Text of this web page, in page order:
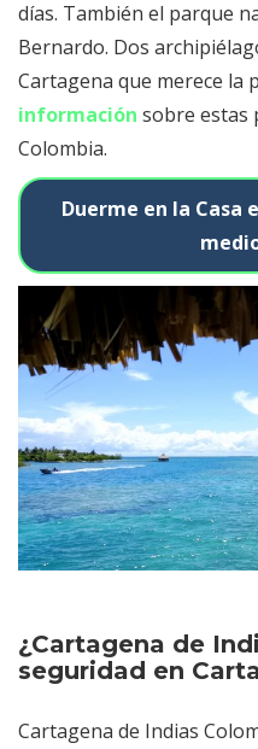
días. También el parque
Bernardo. Dos
Cartagena que merece la
información sobre estas
Colombia.
Duerme en la Casa
¿Cartagena de
seguridad en
Cartagena de Indias